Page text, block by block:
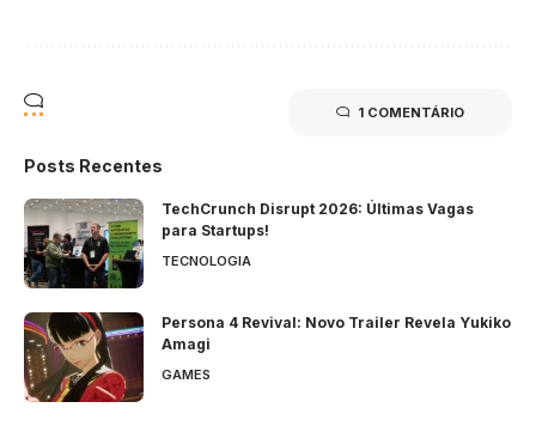
1 COMENTÁRIO
Posts Recentes
TechCrunch Disrupt 2026: Últimas Vagas
para Startups!
TECNOLOGIA
Persona 4 Revival: Novo Trailer Revela Yukiko
Amagi
GAMES